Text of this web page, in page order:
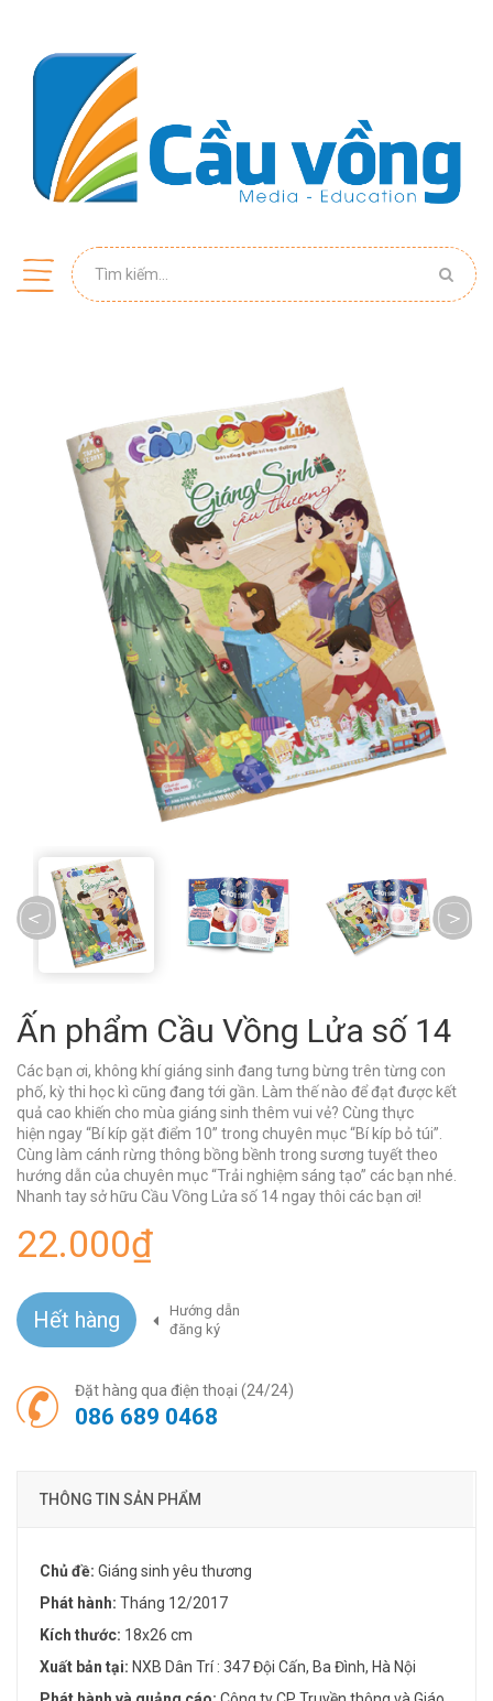
prev next
Ấn phẩm Cầu Vồng Lửa số 14
Các bạn ơi, không khí giáng sinh đang tưng bừng trên từng con
phố, kỳ thi học kì cũng đang tới gần. Làm thế nào để đạt được kết
quả cao khiến cho mùa giáng sinh thêm vui vẻ? Cùng thực
hiện ngay “Bí kíp gặt điểm 10” trong chuyên mục “Bí kíp bỏ túi”.
Cùng làm cánh rừng thông bồng bềnh trong sương tuyết theo
hướng dẫn của chuyên mục “Trải nghiệm sáng tạo” các bạn nhé.
Nhanh tay sở hữu Cầu Vồng Lửa số 14 ngay thôi các bạn ơi!
22.000₫
Hết hàng
Hướng dẫn
đăng ký
Đặt hàng qua điện thoại (24/24)
086 689 0468
THÔNG TIN SẢN PHẨM
Chủ đề: Giáng sinh yêu thương
Phát hành: Tháng 12/2017
Kích thước: 18x26 cm
Xuất bản tại: NXB Dân Trí : 347 Đội Cấn, Ba Đình, Hà Nội